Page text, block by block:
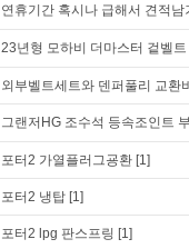
연휴기간 혹시나 급해서 견적남
23년형 모하비 더마스터 겉벨
외부벨트세트와 덴퍼풀리 교환
그랜저HG 조수석 등속조인트
포터2 가열플러그굥환 [1]
포터2 냉탑 [1]
포터2 lpg 판스프링 [1]